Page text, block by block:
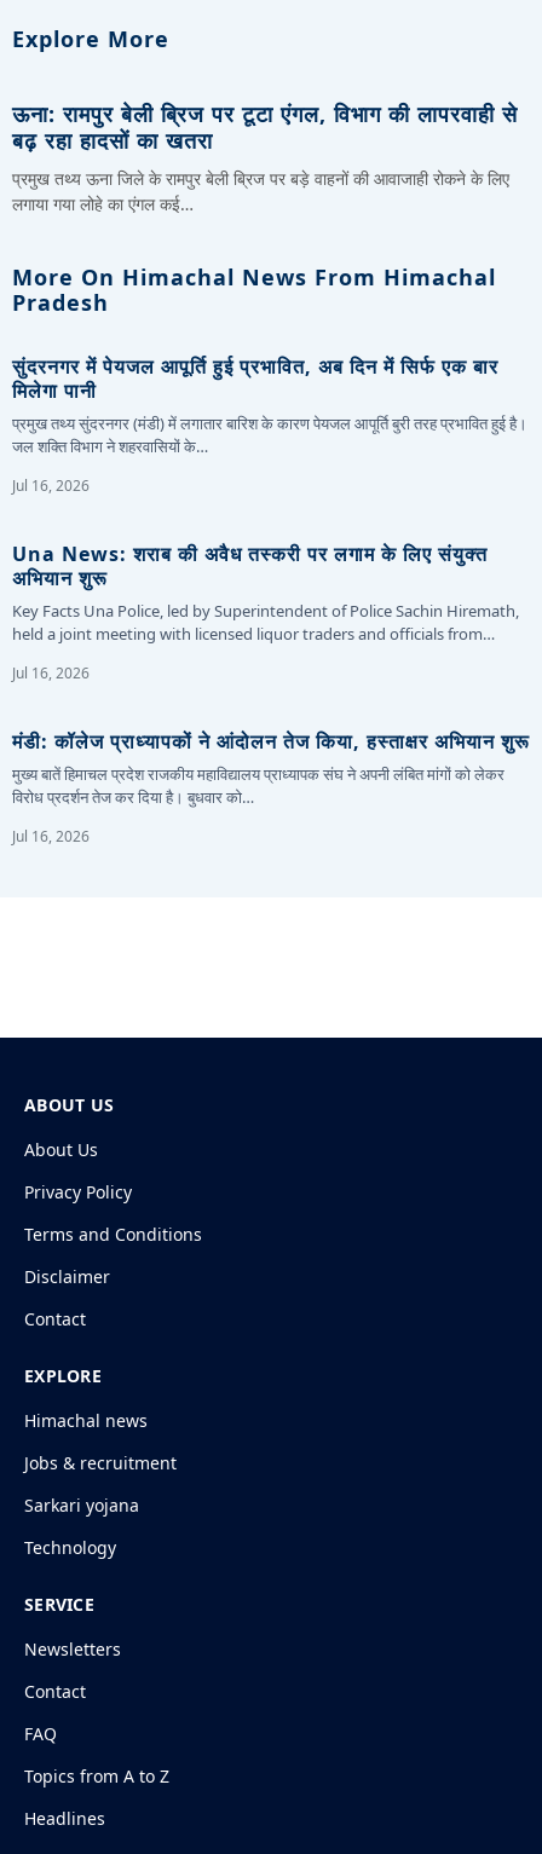
Explore More
ऊना: रामपुर बेली ब्रिज पर टूटा एंगल, विभाग की लापरवाही से
बढ़ रहा हादसों का खतरा
प्रमुख तथ्य ऊना जिले के रामपुर बेली ब्रिज पर बड़े वाहनों की आवाजाही रोकने के लिए
लगाया गया लोहे का एंगल कई…
More On Himachal News From Himachal
Pradesh
सुंदरनगर में पेयजल आपूर्ति हुई प्रभावित, अब दिन में सिर्फ एक बार
मिलेगा पानी
प्रमुख तथ्य सुंदरनगर (मंडी) में लगातार बारिश के कारण पेयजल आपूर्ति बुरी तरह प्रभावित हुई है।
जल शक्ति विभाग ने शहरवासियों के…
Jul 16, 2026
Una News: शराब की अवैध तस्करी पर लगाम के लिए संयुक्त
अभियान शुरू
Key Facts Una Police, led by Superintendent of Police Sachin Hiremath,
held a joint meeting with licensed liquor traders and officials from…
Jul 16, 2026
मंडी: कॉलेज प्राध्यापकों ने आंदोलन तेज किया, हस्ताक्षर अभियान शुरू
मुख्य बातें हिमाचल प्रदेश राजकीय महाविद्यालय प्राध्यापक संघ ने अपनी लंबित मांगों को लेकर
विरोध प्रदर्शन तेज कर दिया है। बुधवार को…
Jul 16, 2026
ABOUT US
About Us
Privacy Policy
Terms and Conditions
Disclaimer
Contact
EXPLORE
Himachal news
Jobs & recruitment
Sarkari yojana
Technology
SERVICE
Newsletters
Contact
FAQ
Topics from A to Z
Headlines